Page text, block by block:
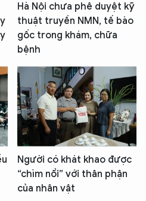
Hà Nội chưa phê duyệt kỹ
thuật truyền NMN, tế bào
gốc trong khám, chữa
bệnh
Người có khát khao được
“chìm nổi” với thân phận
của nhân vật